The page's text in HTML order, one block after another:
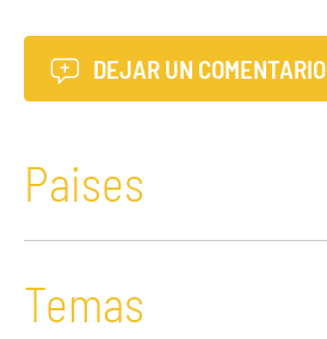
DEJAR UN COMENTARIO
Paises
Temas